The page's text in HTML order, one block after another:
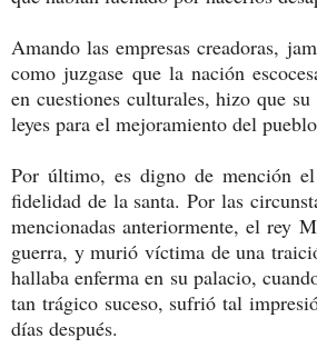
Amando las empresas creadoras,
como juzgase que la nación
en cuestiones culturales, hizo que
leyes para el mejoramiento del
Por último, es digno de mención
fidelidad de la santa. Por las
mencionadas anteriormente, el rey
guerra, y murió víctima de una
hallaba enferma en su palacio,
tan trágico suceso, sufrió tal
días después.